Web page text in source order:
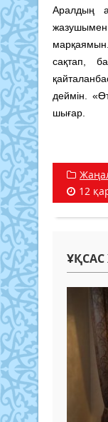
Аралдың
сақтап,
деймін.
шығар.
12